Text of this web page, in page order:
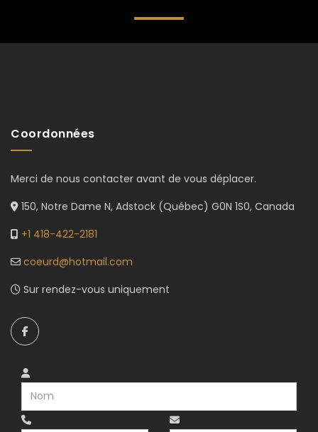
Coordonnées
Merci de nous contacter avant de vous déplacer.
150, Notre Dame N, Adstock (Québec) G0N 1S0, Canada
+1 418-422-2181
coeurd@hotmail.com
Sur rendez-vous uniquement